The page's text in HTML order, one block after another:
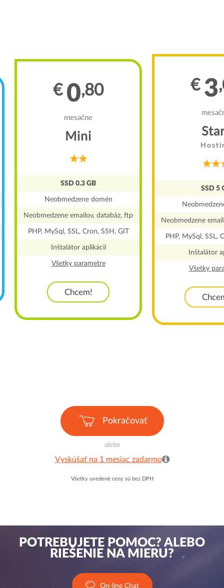
€ 0,80
mesačne
Mini
SSD 0.3 GB
Neobmedzene domén
Neobmedzene emailov, databáz, ftp
PHP, MySql, SSL, Cron, SSH, GIT
Inštalátor aplikácií
Všetky parametre
Chcem!
€ 3
SSD 5
Neobmedzene
PHP, MySql, SSL,
Inštalátor
Všetky
Pokračovať
alebo
Vyskúšať na 1 mesiac zadarmo
Všetky uvedené ceny sú bez DPH
POTREBUJETE POMOC? ALEBO
RIEŠENIE NA MIERU?
On-line Chat